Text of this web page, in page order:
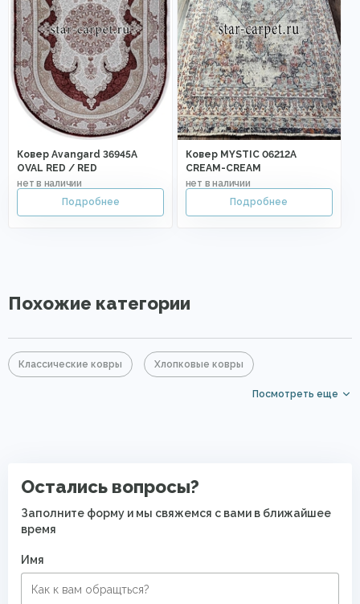
Ковер Avangard 36945A
OVAL RED / RED
Ковер MYSTIC 06212A
CREAM-CREAM
Похожие категории
Классические ковры Хлопковые ковры
Безворсовые хлопковые ковры
Посмотреть еще
Остались вопросы?
Заполните форму и мы свяжемся с вами в ближайшее
время
Имя